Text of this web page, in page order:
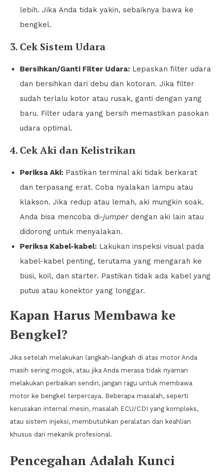
lebih. Jika Anda tidak yakin, sebaiknya bawa ke
bengkel.
3. Cek Sistem Udara
Bersihkan/Ganti Filter Udara: Lepaskan filter udara
dan bersihkan dari debu dan kotoran. Jika filter
sudah terlalu kotor atau rusak, ganti dengan yang
baru. Filter udara yang bersih memastikan pasokan
udara optimal.
4. Cek Aki dan Kelistrikan
Periksa Aki: Pastikan terminal aki tidak berkarat
dan terpasang erat. Coba nyalakan lampu atau
klakson. Jika redup atau lemah, aki mungkin soak.
Anda bisa mencoba di-jumper dengan aki lain atau
didorong untuk menyalakan.
Periksa Kabel-kabel: Lakukan inspeksi visual pada
kabel-kabel penting, terutama yang mengarah ke
busi, koil, dan starter. Pastikan tidak ada kabel yang
putus atau konektor yang longgar.
Kapan Harus Membawa ke
Bengkel?
Jika setelah melakukan langkah-langkah di atas motor Anda
masih sering mogok, atau jika Anda merasa tidak nyaman
melakukan perbaikan sendiri, jangan ragu untuk membawa
motor ke bengkel terpercaya. Beberapa masalah, seperti
kerusakan internal mesin, masalah ECU/CDI yang kompleks,
atau sistem injeksi, membutuhkan peralatan dan keahlian
khusus dari mekanik profesional.
Pencegahan Adalah Kunci